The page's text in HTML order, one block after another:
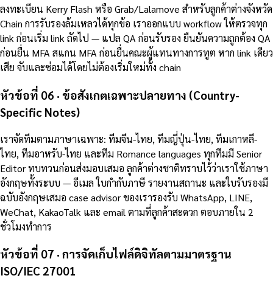
ลงทะเบียน Kerry Flash หรือ Grab/Lalamove สำหรับลูกค้าต่างจังหวัด
Chain การรับรองล้มเหลวได้ทุกข้อ เราออกแบบ workflow ให้ตรวจทุก
link ก่อนเริ่ม link ถัดไป — แปล QA ก่อนรับรอง ยืนยันความถูกต้อง QA
ก่อนยื่น MFA สแกน MFA ก่อนยื่นคณะผู้แทนทางการทูต หาก link เดียว
เสีย จับและซ่อมได้โดยไม่ต้องเริ่มใหม่ทั้ง chain
หัวข้อที่ 06 · ข้อสังเกตเฉพาะปลายทาง (Country-
Specific Notes)
เราจัดทีมตามภาษาเฉพาะ: ทีมจีน-ไทย, ทีมญี่ปุ่น-ไทย, ทีมเกาหลี-
ไทย, ทีมอาหรับ-ไทย และทีม Romance languages ทุกทีมมี Senior
Editor ทบทวนก่อนส่งมอบเสมอ ลูกค้าต่างชาติทราบไว้ว่าเราใช้ภาษา
อังกฤษทั้งระบบ — อีเมล ใบกำกับภาษี รายงานสถานะ และใบรับรองมี
ฉบับอังกฤษเสมอ case advisor ของเรารองรับ WhatsApp, LINE,
WeChat, KakaoTalk และ email ตามที่ลูกค้าสะดวก ตอบภายใน 2
ชั่วโมงทำการ
หัวข้อที่ 07 · การจัดเก็บไฟล์ดิจิทัลตามมาตรฐาน
ISO/IEC 27001